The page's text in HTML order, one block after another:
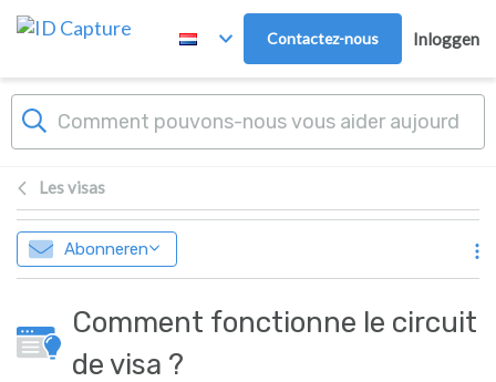
Overslaan naar hoofdinhoud
Contactez-nous Inloggen
Les visas
Abonneren
Comment fonctionne le circuit
de visa ?